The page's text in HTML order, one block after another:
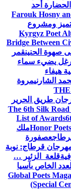
أحد
Farouk Hosny
ومشروع
Kyrgyz Poet
Bridge Between
صهوة الحنينقمر
يضيء سماء
هيفاء
الشارنيمروة
طريق الحرير
The 6th Silk
List of Awards
Honorملك
عصفورة
قرطاج: نوبة
قلعة الزئير …
الخاص بآسيا
Global Poets
(Special